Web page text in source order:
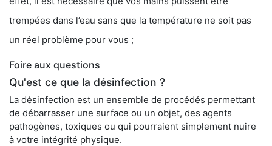
trempées dans l’eau sans que la température ne soit pas
un réel problème pour vous ;
Foire aux questions
Qu'est ce que la désinfection ?
La désinfection est un ensemble de procédés permettant
de débarrasser une surface ou un objet, des agents
pathogènes, toxiques ou qui pourraient simplement nuire
à votre intégrité physique.